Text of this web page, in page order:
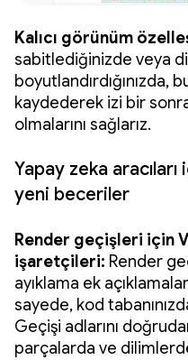
Kalıcı görünüm
sabitlediğinizde veya
boyutlandırdığınızda,
kaydederek izi bir
olmalarını sağlarız.
Yapay zeka
yeni beceriler
Render geçişleri için
işaretçileri: Render
ayıklama ek
sayede, kod
Geçişi adlarını
parçalarda ve